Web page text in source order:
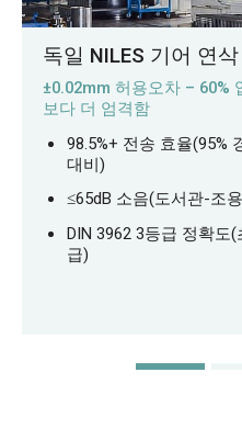
독일 NILES 기어 연삭
±0.02mm 허용오차 – 60%
보다 더 엄격함
98.5%+ 전송 효율(95%
대비)
≤65dB 소음(도서관-조
DIN 3962 3등급 정확도
급)